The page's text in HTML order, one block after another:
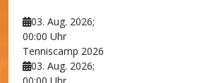
03. Aug. 2026;
00:00 Uhr
Tenniscamp 2026
03. Aug. 2026;